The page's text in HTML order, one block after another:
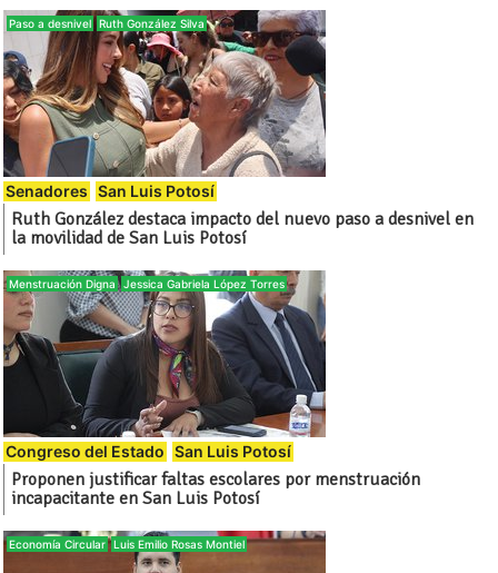
Paso a desnivel Ruth González Silva
Senadores San Luis Potosí
Ruth González destaca impacto del nuevo paso a desnivel en
la movilidad de San Luis Potosí
Menstruación Digna Jessica Gabriela López Torres
Congreso del Estado San Luis Potosí
Proponen justificar faltas escolares por menstruación
incapacitante en San Luis Potosí
Economía Circular Luis Emilio Rosas Montiel